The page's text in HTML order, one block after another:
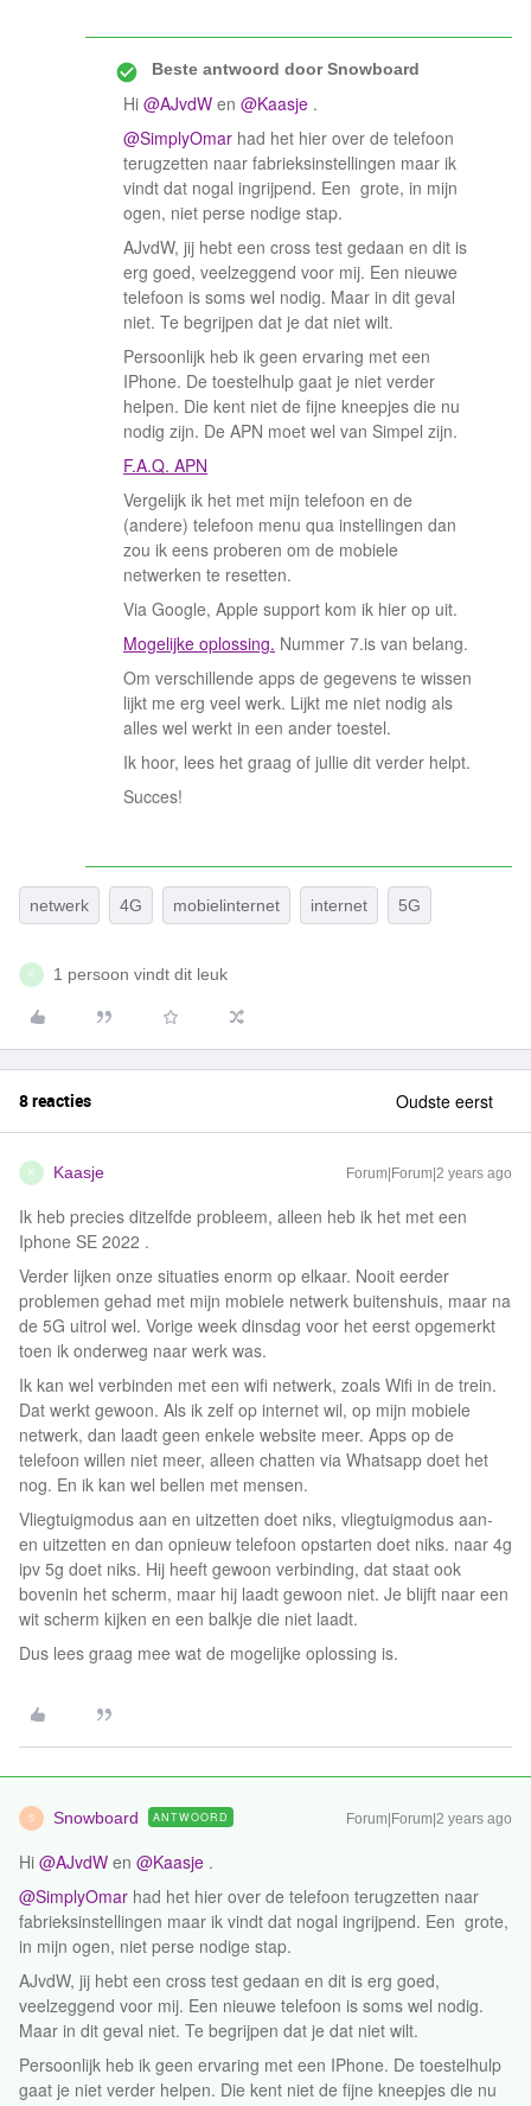
Beste antwoord doorSnowboard
Hi @AJvdW en @Kaasje .
@SimplyOmar had het hier over de telefoon
terugzetten naar fabrieksinstellingen maar ik
vindt dat nogal ingrijpend. Een grote, in mijn
ogen, niet perse nodige stap.
AJvdW, jij hebt een cross test gedaan en dit is
erg goed, veelzeggend voor mij. Een nieuwe
telefoon is soms wel nodig. Maar in dit geval
niet. Te begrijpen dat je dat niet wilt.
Persoonlijk heb ik geen ervaring met een
IPhone. De toestelhulp gaat je niet verder
helpen. Die kent niet de fijne kneepjes die nu
nodig zijn. De APN moet wel van Simpel zijn.
F.A.Q. APN
Vergelijk ik het met mijn telefoon en de
(andere) telefoon menu qua instellingen dan
zou ik eens proberen om de mobiele
netwerken te resetten.
Via Google, Apple support kom ik hier op uit.
Mogelijke oplossing. Nummer 7.is van belang.
Om verschillende apps de gegevens te wissen
lijkt me erg veel werk. Lijkt me niet nodig als
alles wel werkt in een ander toestel.
Ik hoor, lees het graag of jullie dit verder helpt.
Succes!
netwerk 4G mobielinternet internet 5G
K 1 persoon vindt dit leuk
8 reacties Oudste eerst
K Kaasje Forum|Forum|2 years ago
Ik heb precies ditzelfde probleem, alleen heb ik het met een
Iphone SE 2022 .
Verder lijken onze situaties enorm op elkaar. Nooit eerder
problemen gehad met mijn mobiele netwerk buitenshuis, maar na
de 5G uitrol wel. Vorige week dinsdag voor het eerst opgemerkt
toen ik onderweg naar werk was.
Ik kan wel verbinden met een wifi netwerk, zoals Wifi in de trein.
Dat werkt gewoon. Als ik zelf op internet wil, op mijn mobiele
netwerk, dan laadt geen enkele website meer. Apps op de
telefoon willen niet meer, alleen chatten via Whatsapp doet het
nog. En ik kan wel bellen met mensen.
Vliegtuigmodus aan en uitzetten doet niks, vliegtuigmodus aan-
en uitzetten en dan opnieuw telefoon opstarten doet niks. naar 4g
ipv 5g doet niks. Hij heeft gewoon verbinding, dat staat ook
bovenin het scherm, maar hij laadt gewoon niet. Je blijft naar een
wit scherm kijken en een balkje die niet laadt.
Dus lees graag mee wat de mogelijke oplossing is.
S Snowboard ANTWOORD Forum|Forum|2 years ago
Hi @AJvdW en @Kaasje .
@SimplyOmar had het hier over de telefoon terugzetten naar
fabrieksinstellingen maar ik vindt dat nogal ingrijpend. Een grote,
in mijn ogen, niet perse nodige stap.
AJvdW, jij hebt een cross test gedaan en dit is erg goed,
veelzeggend voor mij. Een nieuwe telefoon is soms wel nodig.
Maar in dit geval niet. Te begrijpen dat je dat niet wilt.
Persoonlijk heb ik geen ervaring met een IPhone. De toestelhulp
gaat je niet verder helpen. Die kent niet de fijne kneepjes die nu